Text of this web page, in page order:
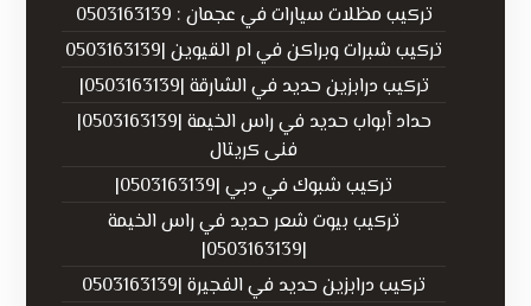
تركيب مظلات سيارات في عجمان : 0503163139
تركيب شبرات وبراكن في ام القيوين |0503163139
تركيب درابزين حديد في الشارقة |0503163139|
حداد أبواب حديد في راس الخيمة |0503163139|
فنى كريتال
تركيب شبوك في دبي |0503163139|
تركيب بيوت شعر حديد في راس الخيمة
|0503163139|
تركيب درابزين حديد في الفجيرة |0503163139